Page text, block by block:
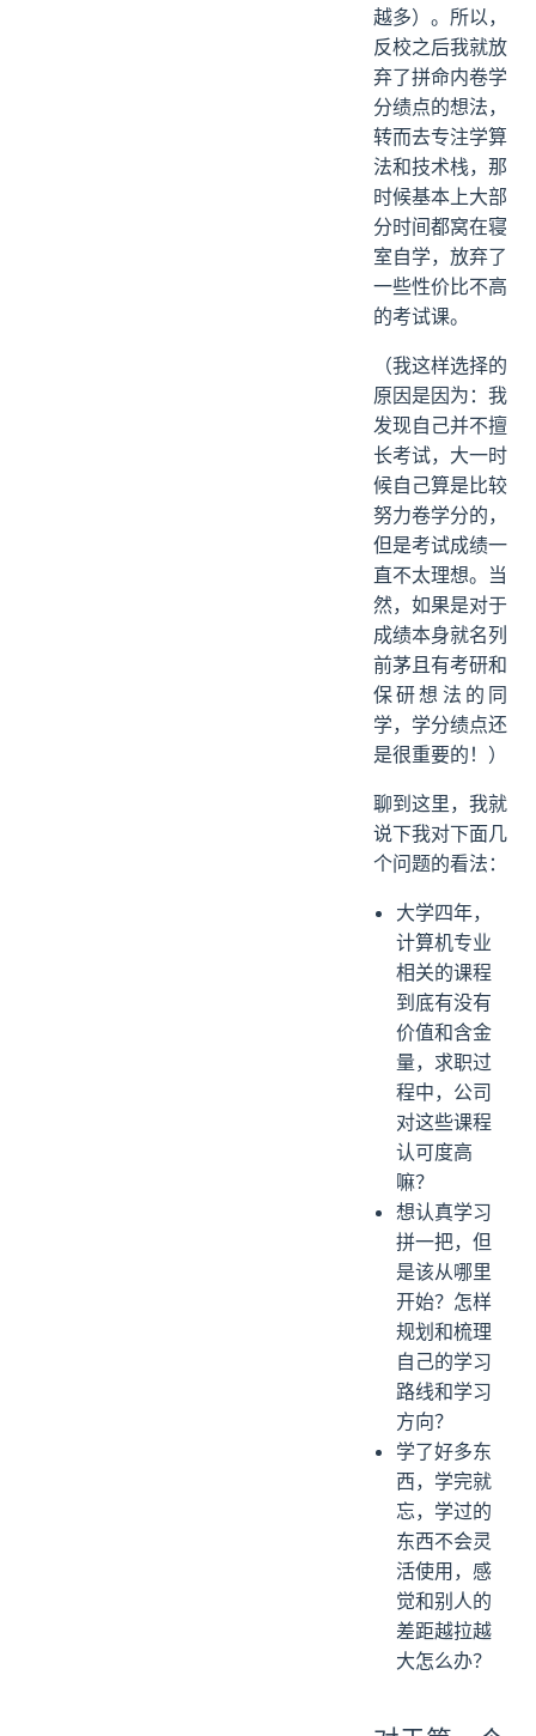
越多）。所以，
反校之后我就放
弃了拼命内卷学
分绩点的想法，
转而去专注学算
法和技术栈，那
时候基本上大部
分时间都窝在寝
室自学，放弃了
一些性价比不高
的考试课。
（我这样选择的
原因是因为：我
发现自己并不擅
长考试，大一时
候自己算是比较
努力卷学分的，
但是考试成绩一
直不太理想。当
然，如果是对于
成绩本身就名列
前茅且有考研和
保研想法的同
学，学分绩点还
是很重要的！）
聊到这里，我就
说下我对下面几
个问题的看法：
大学四年，
计算机专业
相关的课程
到底有没有
价值和含金
量，求职过
程中，公司
对这些课程
认可度高
嘛？
想认真学习
拼一把，但
是该从哪里
开始？怎样
规划和梳理
自己的学习
路线和学习
方向？
学了好多东
西，学完就
忘，学过的
东西不会灵
活使用，感
觉和别人的
差距越拉越
大怎么办？